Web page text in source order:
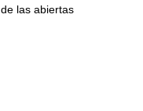
las abiertas